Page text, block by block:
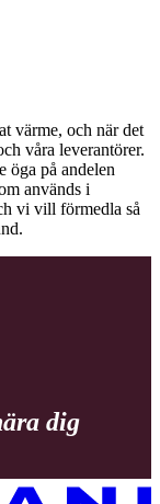
värme, och när det
våra leverantörer.
öga på andelen
används i
vi vill förmedla så
dig